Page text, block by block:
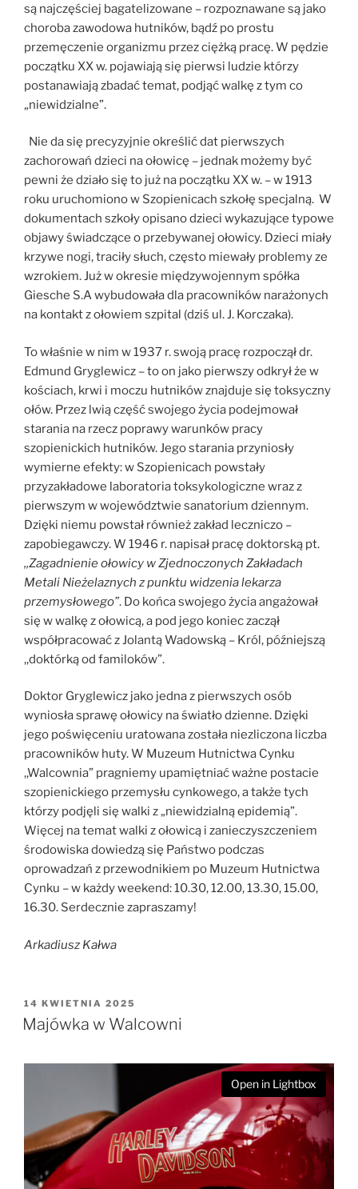
są najczęściej bagatelizowane – rozpoznawane są jako
choroba zawodowa hutników, bądź po prostu
przemęczenie organizmu przez ciężką pracę. W pędzie
początku XX w. pojawiają się pierwsi ludzie którzy
postanawiają zbadać temat, podjąć walkę z tym co
„niewidzialne”.
Nie da się precyzyjnie określić dat pierwszych
zachorowań dzieci na ołowicę – jednak możemy być
pewni że działo się to już na początku XX w. – w 1913
roku uruchomiono w Szopienicach szkołę specjalną. W
dokumentach szkoły opisano dzieci wykazujące typowe
objawy świadczące o przebywanej ołowicy. Dzieci miały
krzywe nogi, traciły słuch, często miewały problemy ze
wzrokiem. Już w okresie międzywojennym spółka
Giesche S.A wybudowała dla pracowników narażonych
na kontakt z ołowiem szpital (dziś ul. J. Korczaka).
To właśnie w nim w 1937 r. swoją pracę rozpoczął dr.
Edmund Gryglewicz – to on jako pierwszy odkrył że w
kościach, krwi i moczu hutników znajduje się toksyczny
ołów. Przez lwią część swojego życia podejmował
starania na rzecz poprawy warunków pracy
szopienickich hutników. Jego starania przyniosły
wymierne efekty: w Szopienicach powstały
przyzakładowe laboratoria toksykologiczne wraz z
pierwszym w województwie sanatorium dziennym.
Dzięki niemu powstał również zakład leczniczo –
zapobiegawczy. W 1946 r. napisał pracę doktorską pt.
,,Zagadnienie ołowicy w Zjednoczonych Zakładach
Metali Nieżelaznych z punktu widzenia lekarza
przemysłowego”. Do końca swojego życia angażował
się w walkę z ołowicą, a pod jego koniec zaczął
współpracować z Jolantą Wadowską – Król, późniejszą
,,doktórką od familoków”.
Doktor Gryglewicz jako jedna z pierwszych osób
wyniosła sprawę ołowicy na światło dzienne. Dzięki
jego poświęceniu uratowana została niezliczona liczba
pracowników huty. W Muzeum Hutnictwa Cynku
,,Walcownia” pragniemy upamiętniać ważne postacie
szopienickiego przemysłu cynkowego, a także tych
którzy podjęli się walki z „niewidzialną epidemią”.
Więcej na temat walki z ołowicą i zanieczyszczeniem
środowiska dowiedzą się Państwo podczas
oprowadzań z przewodnikiem po Muzeum Hutnictwa
Cynku – w każdy weekend: 10.30, 12.00, 13.30, 15.00,
16.30. Serdecznie zapraszamy!
Arkadiusz Kałwa
OPUBLIKOWANE
W
14 KWIETNIA 2025
Majówka w Walcowni
Open in Lightbox